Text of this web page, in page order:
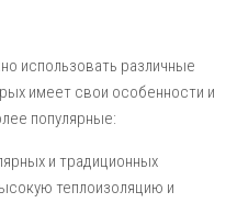
использовать различные
имеет свои особенности и
популярные:
и традиционных
теплоизоляцию и